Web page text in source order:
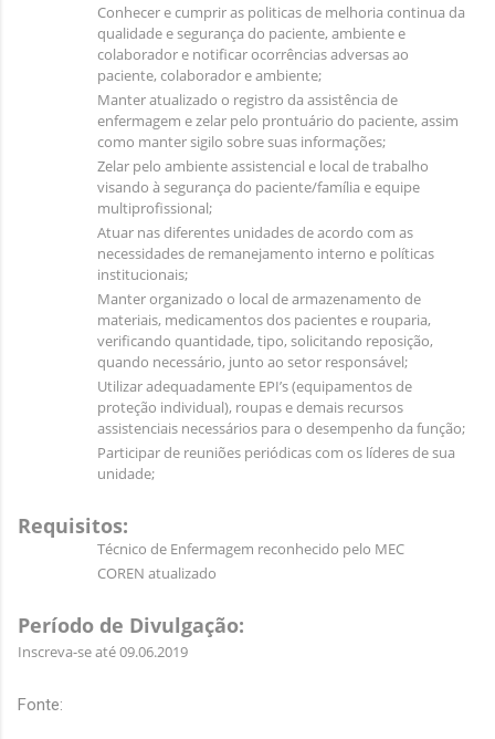
Conhecer e cumprir as politicas de melhoria continua da
qualidade e segurança do paciente, ambiente e
colaborador e notificar ocorrências adversas ao
paciente, colaborador e ambiente;
Manter atualizado o registro da assistência de
enfermagem e zelar pelo prontuário do paciente, assim
como manter sigilo sobre suas informações;
Zelar pelo ambiente assistencial e local de trabalho
visando à segurança do paciente/família e equipe
multiprofissional;
Atuar nas diferentes unidades de acordo com as
necessidades de remanejamento interno e políticas
institucionais;
Manter organizado o local de armazenamento de
materiais, medicamentos dos pacientes e rouparia,
verificando quantidade, tipo, solicitando reposição,
quando necessário, junto ao setor responsável;
Utilizar adequadamente EPI’s (equipamentos de
proteção individual), roupas e demais recursos
assistenciais necessários para o desempenho da função;
Participar de reuniões periódicas com os líderes de sua
unidade;
Requisitos:
Técnico de Enfermagem reconhecido pelo MEC
COREN atualizado
Período de Divulgação:
Inscreva-se até 09.06.2019
Fonte: